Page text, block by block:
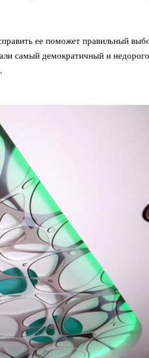
ее поможет правильный
самый демократичный и